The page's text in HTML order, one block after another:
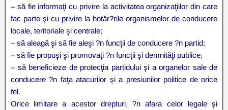
– să fie informaţi cu privire la activitatea organizaţiilor din care
fac parte şi cu privire la hotăr?rile organismelor de conducere
locale, teritoriale şi centrale;
– să aleagă şi să fie aleşi ?n funcţii de conducere ?n partid;
– să fie propuşi şi promovaţi ?n funcţii şi demnităţi publice;
– să beneficieze de protecţia partidului şi a organelor sale de
conducere ?n faţa atacurilor şi a presiunilor politice de orice
fel.
Orice limitare a acestor drepturi, ?n afara celor legale şi